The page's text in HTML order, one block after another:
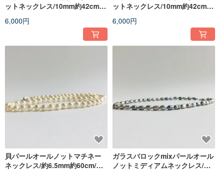
ットネックレス/10mm約42cm/
6,000円
ットネックレス/10mm約42cm/
6,000円
貝パールオールノットマチネー
ネックレス/約6.5mm約60cm/ク
ガラスバロックmixパールオール
ノットミディアムネックレス/約